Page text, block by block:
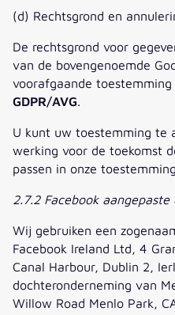
(d) Rechtsgrond en
De rechtsgrond voor
van de bovengenoemde
voorafgaande toestemming
GDPR/AVG
U kunt uw toestemming te
werking voor de toekomst
passen in onze
2.7.2 Facebook
Wij gebruiken een
Facebook Ireland Ltd, 4
Canal Harbour, Dublin 2,
dochteronderneming van
Willow Road Menlo Park,